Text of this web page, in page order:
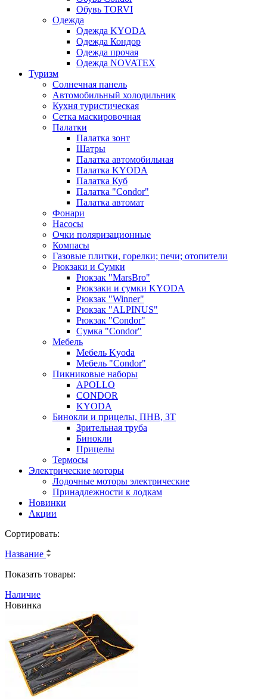
Обувь TORVI
Одежда
Одежда KYODA
Одежда Кондор
Одежда прочая
Одежда NOVATEX
Туризм
Солнечная панель
Автомобильный холодильник
Кухня туристическая
Сетка маскировочная
Палатки
Палатка зонт
Шатры
Палатка автомобильная
Палатка KYODA
Палатка Куб
Палатка "Condor"
Палатка автомат
Фонари
Насосы
Очки поляризационные
Компасы
Газовые плитки, горелки; печи; отопители
Рюкзаки и Сумки
Рюкзак "MarsBro"
Рюкзаки и сумки KYODA
Рюкзак "Winner"
Рюкзак "ALPINUS"
Рюкзак "Condor"
Сумка "Condor"
Мебель
Мебель Kyoda
Мебель "Condor"
Пикниковые наборы
APOLLO
CONDOR
KYODA
Бинокли и прицелы, ПНВ, ЗТ
Зрительная труба
Бинокли
Прицелы
Термосы
Электрические моторы
Лодочные моторы электрические
Принадлежности к лодкам
Новинки
Акции
Сортировать:
Название
Показать товары:
Наличие
Новинка